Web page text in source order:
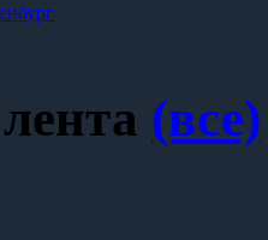
(все)